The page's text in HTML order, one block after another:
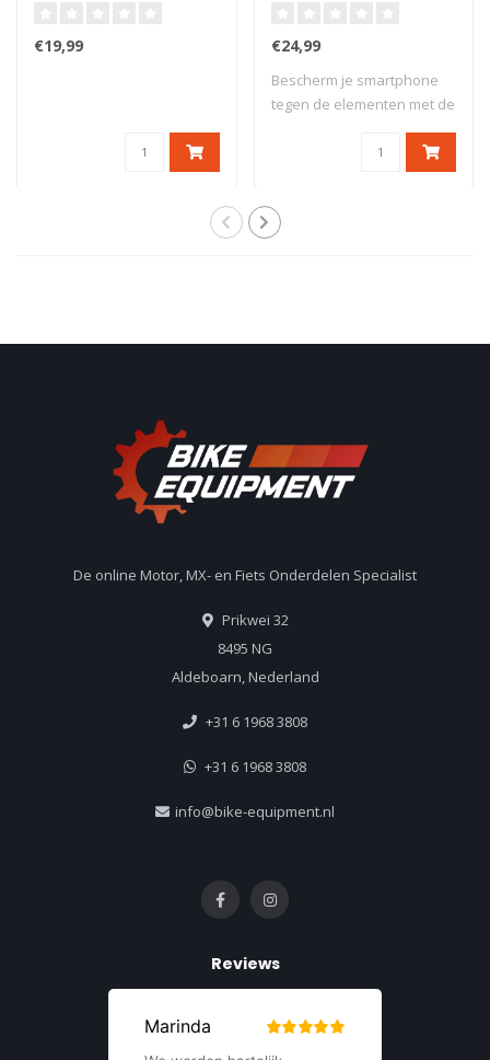
€19,99 €24,99
Bescherm je smartphone
tegen de elementen met de
De online Motor, MX- en Fiets Onderdelen Specialist
Prikwei 32
8495 NG
Aldeboarn, Nederland
+31 6 1968 3808
+31 6 1968 3808
info@bike-equipment.nl
Reviews